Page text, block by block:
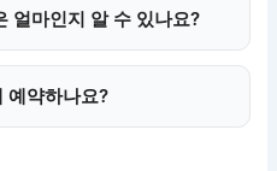
얼마인지 알 수 있나요?
예약하나요?